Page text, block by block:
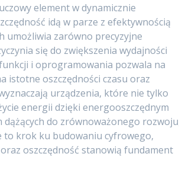
element w dynamicznie
idą w parze z efektywnością
umożliwia zarówno precyzyjne
się do zwiększenia wydajności
i oprogramowania pozwala na
istotne oszczędności czasu oraz
urządzenia, które nie tylko
energii dzięki energooszczędnym
do zrównoważonego
to krok ku budowaniu cyfrowego,
oszczędność stanowią fundament